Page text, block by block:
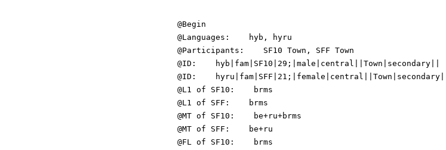
@Begin
@Languages:    hyb, hyru
@Participants:    SF10 Town, SFF Town
@ID:    hyb|fam|SF10|29;|male|central||Town|secondary||
@ID:    hyru|fam|SFF|21;|female|central||Town|secondary||
@L1 of SF10:    brms
@L1 of SFF:    brms
@MT of SF10:    be+ru+brms
@MT of SFF:    be+ru
@FL of SF10:    brms